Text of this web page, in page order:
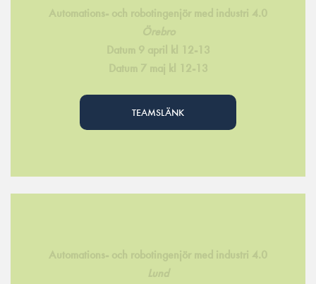
Automations- och robotingenjör med industri 4.0
Örebro
Datum 9 april kl 12-13
Datum 7 maj kl 12-13
TEAMSLÄNK
Automations- och robotingenjör med industri 4.0
Lund